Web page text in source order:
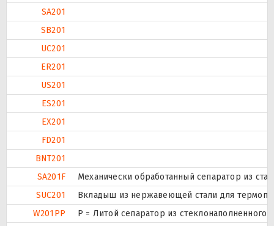
SA201
SB201
UC201
ER201
US201
ES201
EX201
FD201
BNT201
SA201F
Механически обработанный сепаратор из
SUC201
Вкладыш из нержавеющей стали для
W201PP
P = Литой сепаратор из